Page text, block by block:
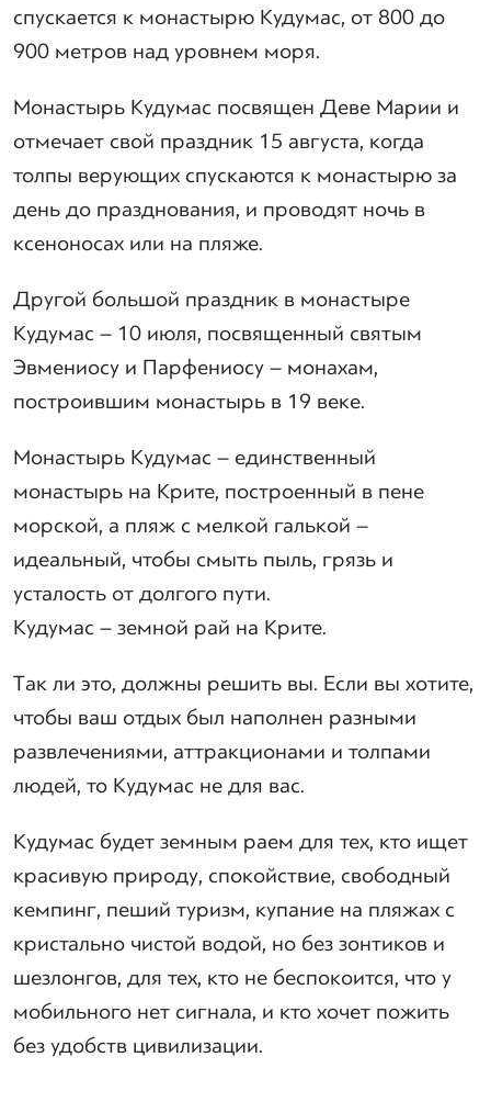
спускается к монастырю Кудумас, от 800 до
900 метров над уровнем моря.
Монастырь Кудумас посвящен Деве Марии и
отмечает свой праздник 15 августа, когда
толпы верующих спускаются к монастырю за
день до празднования, и проводят ночь в
ксеноносах или на пляже.
Другой большой праздник в монастыре
Кудумас – 10 июля, посвященный святым
Эвмениосу и Парфениосу – монахам,
построившим монастырь в 19 веке.
Монастырь Кудумас – единственный
монастырь на Крите, построенный в пене
морской, а пляж с мелкой галькой –
идеальный, чтобы смыть пыль, грязь и
усталость от долгого пути.
Кудумас – земной рай на Крите.
Так ли это, должны решить вы. Если вы хотите,
чтобы ваш отдых был наполнен разными
развлечениями, аттракционами и толпами
людей, то Кудумас не для вас.
Кудумас будет земным раем для тех, кто ищет
красивую природу, спокойствие, свободный
кемпинг, пеший туризм, купание на пляжах с
кристально чистой водой, но без зонтиков и
шезлонгов, для тех, кто не беспокоится, что у
мобильного нет сигнала, и кто хочет пожить
без удобств цивилизации.